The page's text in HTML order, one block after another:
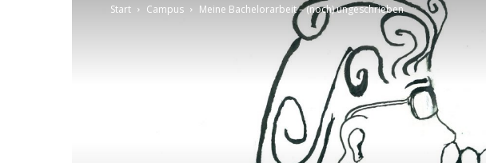
Start Campus Meine Bachelorarbeit – (noch) ungeschrieben